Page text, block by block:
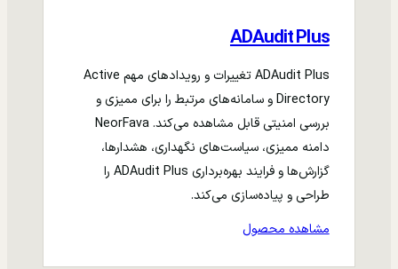
ADAudit Plus
ADAudit Plus تغییرات و رویدادهای مهم Active
Directory و سامانه‌های مرتبط را برای ممیزی و
بررسی امنیتی قابل مشاهده می‌کند. NeorFava
دامنه ممیزی، سیاست‌های نگهداری، هشدارها،
گزارش‌ها و فرایند بهره‌برداری ADAudit Plus را
طراحی و پیاده‌سازی می‌کند.
مشاهده محصول